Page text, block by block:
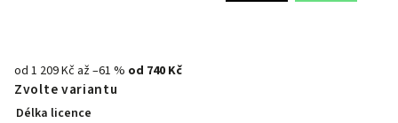
od 1 209 Kč až –61 % od 740 Kč
Zvolte variantu
Délka licence